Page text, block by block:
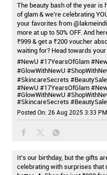
The beauty bash of the year is
of glam & we’re celebrating
your favorites from
more at up to 50% OFF. And
₹999 & get a ₹200 voucher
waiting for? Head towards
#NewU #17YearsOfGlam
#GlowWithNewU
#SkincareSecrets
#NewU #17YearsOfGlam
#GlowWithNewU
#SkincareSecrets #BeautySale
Posted On: 26 Aug 2025 3:33 PM
It’s our birthday, but the gifts
celebrating with surprises that